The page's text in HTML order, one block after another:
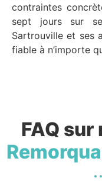
contraintes
sept jours sur
Sartrouville et ses
fiable à n’importe
FAQ